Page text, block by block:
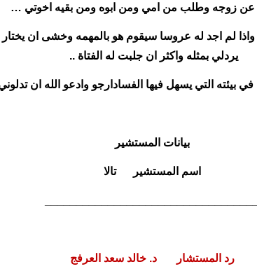
عن زوجه وطلب من امي ومن ابوه ومن بقيه اخوتي …
لم اجد له عروسا سيقوم هو بالمهمه وخشى ان
يردلي بمثله واكثر ان جلبت له الفتاة ..
بيئته التي يسهل فيها الفسادارجو وادعو الله ان
بيانات المستشير
اسم المستشير تالا
رد المستشار د. خالد سعد العرفج